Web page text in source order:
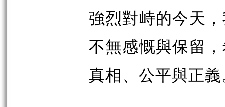
強烈對峙的今天
不無感慨與保留
真相、公平與正